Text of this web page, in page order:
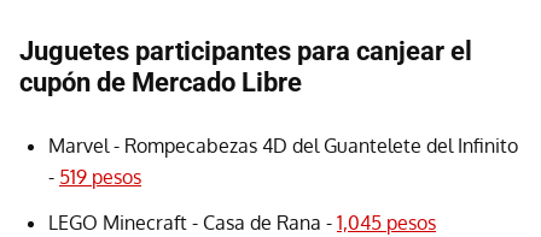
Juguetes participantes para canjear el
cupón de Mercado Libre
Marvel - Rompecabezas 4D del Guantelete del Infinito
- 519 pesos
LEGO Minecraft - Casa de Rana - 1,045 pesos